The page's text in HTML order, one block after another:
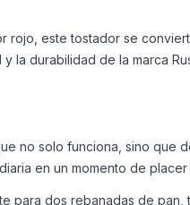
este tostador se
la durabilidad de la marca
no solo funciona, sino que
en un momento de placer
para dos rebanadas de